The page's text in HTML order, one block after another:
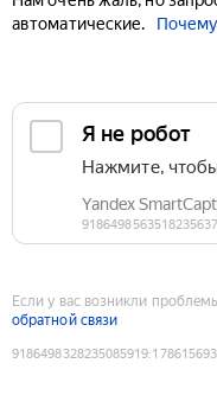
автоматические.
Если у вас возникли
обратной связи
9186498328235085919: